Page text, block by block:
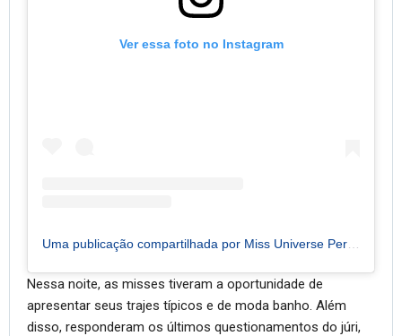
Ver essa foto no Instagram
Uma publicação compartilhada por Miss Universe Pernambuco (@missuniversepernambuco)
Nessa noite, as misses tiveram a oportunidade de
apresentar seus trajes típicos e de moda banho. Além
disso, responderam os últimos questionamentos do júri,